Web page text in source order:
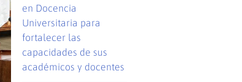
en Docencia
Universitaria para
fortalecer las
capacidades de sus
académicos y docentes